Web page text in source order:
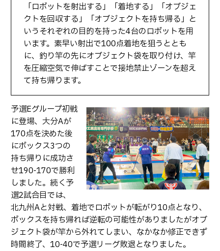
「ロボットを射出する」「着地する」「オブジェ
クトを回収する」「オブジェクトを持ち帰る」と
いうそれぞれの目的を持った4台のロボットを用
います。素早い射出で100点着地を狙うととも
に、釣り竿の先にオブジェクト袋を取り付け、竿
を圧縮空気で伸ばすことで接地禁止ゾーンを超え
て持ち帰ります。
予選Eグループ初戦
に登場、大分Aが
170点を決めた後
にボックス3つの
持ち帰りに成功さ
せ190-170で勝利
しました。続く予
選2試合目では、
北九州Aと対戦、着地でロボットが転がり10点となり、
ボックスを持ち帰れば逆転の可能性がありましたがオブ
ジェクト袋が竿から外れてしまい、なかなか修正できず
時間終了、10-40で予選リーグ敗退となりました。